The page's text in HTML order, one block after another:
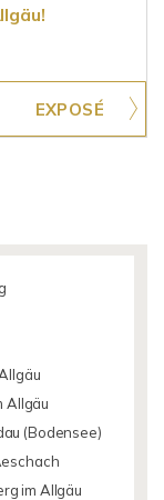
Allgäu
(Bodensee)
im Allgäu